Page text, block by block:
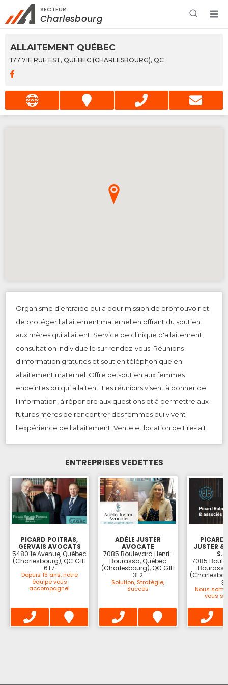
Rechercher à proximité - Entreprise / Rabais /
Services
SECTEUR
Charlesbourg
ALLAITEMENT QUÉBEC
177 71E RUE EST, QUÉBEC (CHARLESBOURG), QC
Organisme d'entraide qui a pour mission de promouvoir et
de protéger l'allaitement maternel en offrant du soutien
aux mères qui allaitent. Service de clinique d'allaitement,
consultation individuelle sur rendez-vous. Réunions
d'information gratuites et soutien téléphonique en
allaitement maternel. Offre de soutien aux femmes
enceintes ou qui allaitent. Les réunions visent à donner de
l'information, à répondre aux questions et à permettre aux
futures mères de rencontrer des femmes qui vivent
l'expérience de l'allaitement. Vente et location de tire-lait.
ENTREPRISES VEDETTES
PICARD POITRAS,
GERVAIS AVOCATS
5480 1e Avenue, Québec
(Charlesbourg), QC G1H
6T7
Depuis 15 ans, notre
équipe vous
accompagne!
ADÈLE JUSTER
AVOCATE
7085 Boulevard Henri-
Bourassa, Québec
(Charlesbourg), QC G1H
3E2
Solution, Stratégie,
Succès
PICARD
JUSTER &
7085
Nous
vous